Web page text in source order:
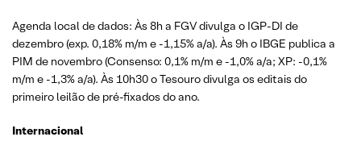
Agenda local de dados: Às 8h a FGV divulga o IGP-DI de
dezembro (exp. 0,18% m/m e -1,15% a/a). Às 9h o IBGE publica a
PIM de novembro (Consenso: 0,1% m/m e -1,0% a/a; XP: -0,1%
m/m e -1,3% a/a). Às 10h30 o Tesouro divulga os editais do
primeiro leilão de pré-fixados do ano.
Internacional